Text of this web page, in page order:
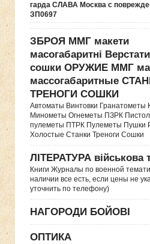
гарда СЛАВА Москва с
ЗП0697
ЗБРОЯ ММГ макети
масогабаритні
сошки ОРУЖИЕ ММГ
массогабаритные
ТРЕНОГИ СОШКИ
Автоматы Винтовки Гранатометы
Минометы Огнеметы ПЗРК
пулеметы ПТРК Пулеметы Пушки
Холостые Станки Треноги Сошки
ЛІТЕРАТУРА військова
Книги Журналы по военной
наличии все есть, если цены не
уточнить по телефону)
НАГОРОДИ БОЙОВІ
ОПТИКА